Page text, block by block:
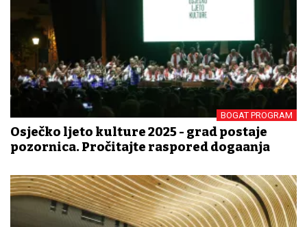
BOGAT PROGRAM
Osječko ljeto kulture 2025 - grad postaje
pozornica. Pročitajte raspored događanja